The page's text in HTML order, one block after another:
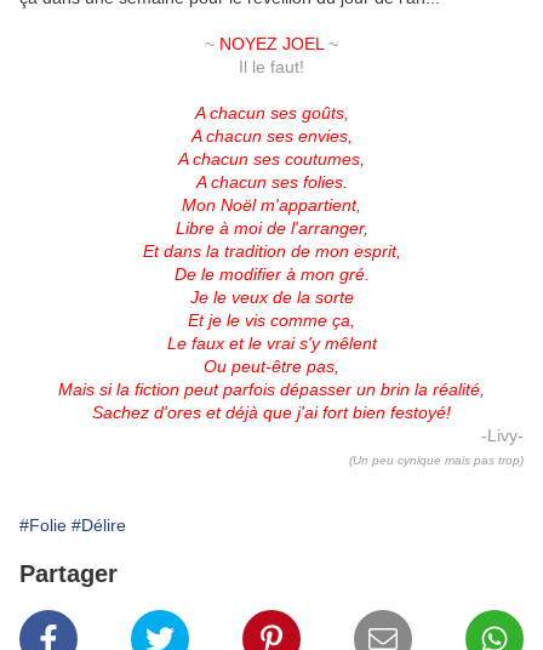
~ NOYEZ JOEL ~
Il le faut!
A chacun ses goûts,
A chacun ses envies,
A chacun ses coutumes,
A chacun ses folies.
Mon Noël m'appartient,
Libre à moi de l'arranger,
Et dans la tradition de mon esprit,
De le modifier à mon gré.
Je le veux de la sorte
Et je le vis comme ça,
Le faux et le vrai s'y mêlent
Ou peut-être pas
Mais si la fiction peut parfois dépasser un brin la réalité,
Sachez d'ores et déjà que j'ai fort bien festoyé!
-Livy-
(Un peu cynique mais pas trop)
#Folie #Délire
Partager